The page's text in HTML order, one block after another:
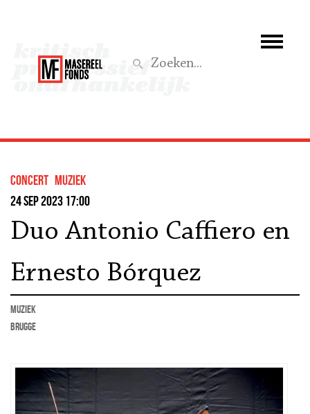
Wat we doen
Aktief
concert muziek
24 sep 2023 17:00
Duo Antonio Caffiero en
Ernesto Bórquez
muziek
Brugge